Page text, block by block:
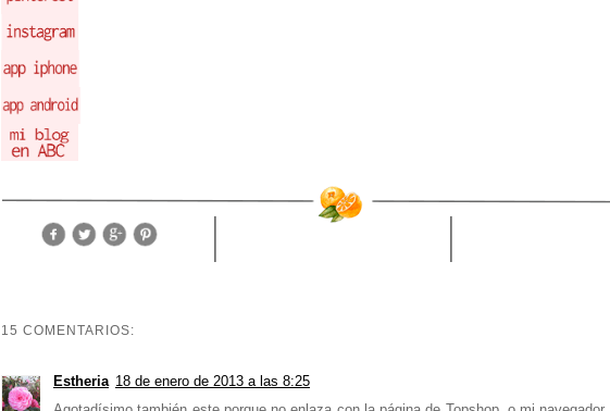
15 COMENTARIOS:
Estheria 18 de enero de 2013 a las 8:25